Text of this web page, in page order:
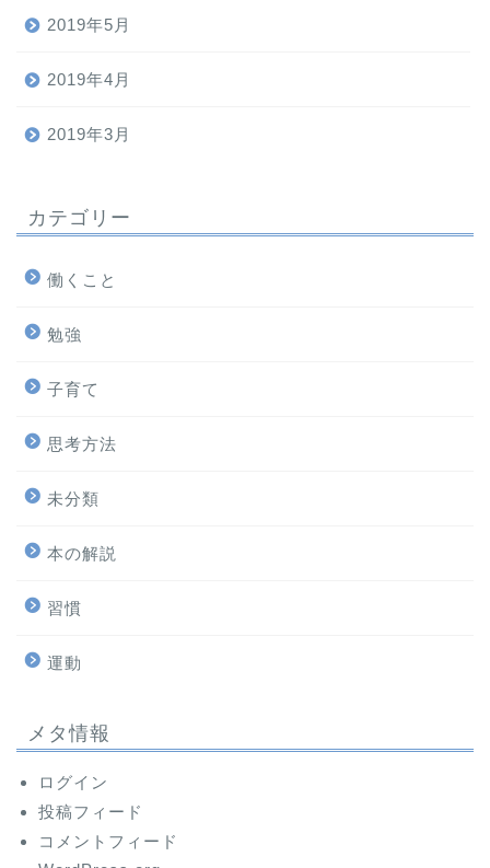
2019年5月
2019年4月
2019年3月
カテゴリー
働くこと
勉強
子育て
思考方法
未分類
本の解説
習慣
運動
メタ情報
ログイン
投稿フィード
コメントフィード